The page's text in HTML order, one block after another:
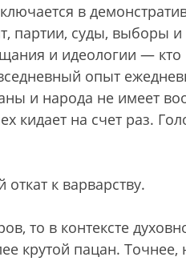
в
партии, суды, выборы
и идеологии — кто
опыт
и народа не имеет
кидает на счет раз.
к варварству.
то в контексте
крутой пацан. Точнее,